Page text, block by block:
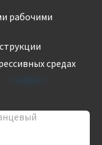
рабочими
средах